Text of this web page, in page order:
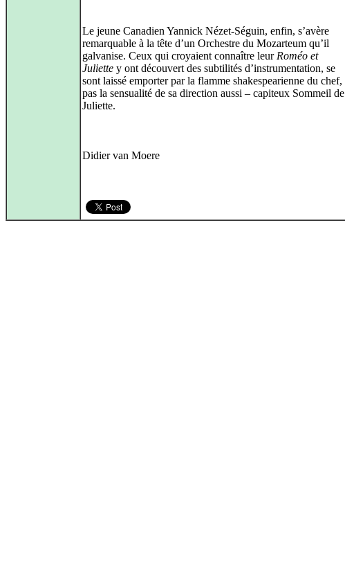
Le jeune Canadien Yannick Nézet-Séguin, enfin, s’avère
remarquable à la tête d’un Orchestre du Mozarteum qu’il
galvanise. Ceux qui croyaient connaître leur Roméo et
Juliette y ont découvert des subtilités d’instrumentation, se
sont laissé emporter par la flamme shakespearienne du chef,
pas la sensualité de sa direction aussi – capiteux Sommeil de
Juliette.
Didier van Moere